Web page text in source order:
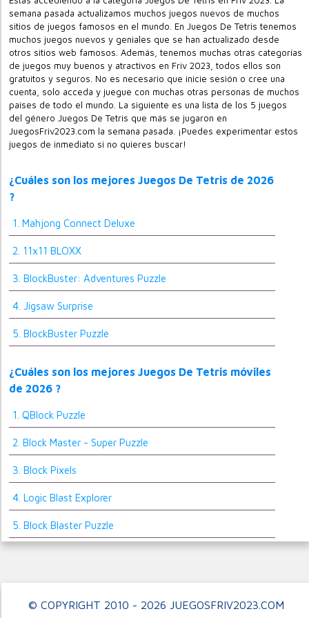
semana pasada actualizamos muchos juegos nuevos de muchos
sitios de juegos famosos en el mundo. En Juegos De Tetris tenemos
muchos juegos nuevos y geniales que se han actualizado desde
otros sitios web famosos. Además, tenemos muchas otras categorías
de juegos muy buenos y atractivos en Friv 2023, todos ellos son
gratuitos y seguros. No es necesario que inicie sesión o cree una
cuenta, solo acceda y juegue con muchas otras personas de muchos
países de todo el mundo. La siguiente es una lista de los 5 juegos
del género Juegos De Tetris que más se jugaron en
JuegosFriv2023.com la semana pasada. ¡Puedes experimentar estos
juegos de inmediato si no quieres buscar!
¿Cuáles son los mejores Juegos De Tetris de 2026
?
1. Mahjong Connect Deluxe
2. 11x11 BLOXX
3. BlockBuster: Adventures Puzzle
4. Jigsaw Surprise
5. BlockBuster Puzzle
¿Cuáles son los mejores Juegos De Tetris móviles
de 2026 ?
1. QBlock Puzzle
2. Block Master - Super Puzzle
3. Block Pixels
4. Logic Blast Explorer
5. Block Blaster Puzzle
© COPYRIGHT 2010 - 2026 JUEGOSFRIV2023.COM